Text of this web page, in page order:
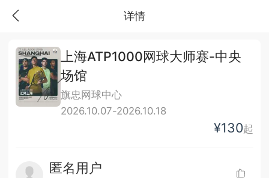
详情
上海ATP1000网球大师赛-中央
场馆
旗忠网球中心
2026.10.07-2026.10.18
¥130起
匿名用户